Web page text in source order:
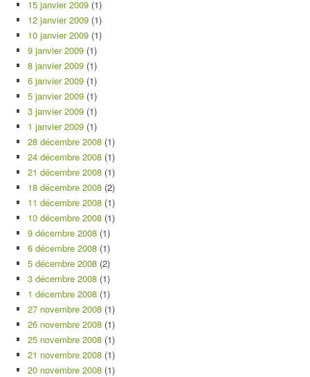
15 janvier 2009 (1)
12 janvier 2009 (1)
10 janvier 2009 (1)
9 janvier 2009 (1)
8 janvier 2009 (1)
6 janvier 2009 (1)
5 janvier 2009 (1)
3 janvier 2009 (1)
1 janvier 2009 (1)
28 décembre 2008 (1)
24 décembre 2008 (1)
21 décembre 2008 (1)
18 décembre 2008 (2)
11 décembre 2008 (1)
10 décembre 2008 (1)
9 décembre 2008 (1)
6 décembre 2008 (1)
5 décembre 2008 (2)
3 décembre 2008 (1)
1 décembre 2008 (1)
27 novembre 2008 (1)
26 novembre 2008 (1)
25 novembre 2008 (1)
21 novembre 2008 (1)
20 novembre 2008 (1)